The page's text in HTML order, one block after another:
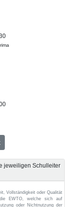
jeweiligen Schulleiter
Vollständigkeit oder Qualität
die EWTO, welche sich auf
oder Nichtnutzung der